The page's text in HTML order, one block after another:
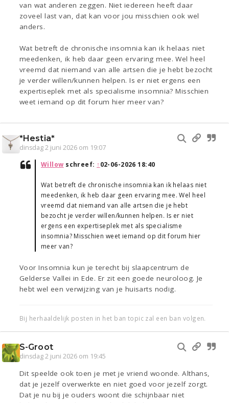
van wat anderen zeggen. Niet iedereen heeft daar
zoveel last van, dat kan voor jou misschien ook wel
anders.
Wat betreft de chronische insomnia kan ik helaas niet
meedenken, ik heb daar geen ervaring mee. Wel heel
vreemd dat niemand van alle artsen die je hebt bezocht
je verder willen/kunnen helpen. Is er niet ergens een
expertiseplek met als specialisme insomnia? Misschien
weet iemand op dit forum hier meer van?
*Hestia*
dinsdag 2 juni 2026 om 19:07
Willow schreef: ↑02-06-2026 18:40
Wat betreft de chronische insomnia kan ik helaas niet
meedenken, ik heb daar geen ervaring mee. Wel heel
vreemd dat niemand van alle artsen die je hebt
bezocht je verder willen/kunnen helpen. Is er niet
ergens een expertiseplek met als specialisme
insomnia? Misschien weet iemand op dit forum hier
meer van?
Voor Insomnia kun je terecht bij slaapcentrum de
Gelderse Vallei in Ede. Er zit een goede neuroloog. Je
hebt wel een verwijzing van je huisarts nodig.
Bij herhaaldelijk posten in het ban topic zal een ban volgen.
S-Groot
dinsdag 2 juni 2026 om 19:45
Dit speelde ook toen je met je vriend woonde. Althans,
dat je jezelf overwerkte en niet goed voor jezelf zorgt.
Dat je nu bij je ouders woont die schijnbaar niet